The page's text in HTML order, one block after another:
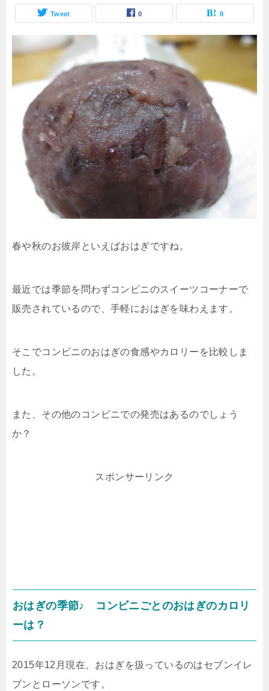
Tweet 0 0
春や秋のお彼岸といえばおはぎですね。
最近では季節を問わずコンビニのスイーツコーナーで
販売されているので、手軽におはぎを味わえます。
そこでコンビニのおはぎの食感やカロリーを比較しま
した。
また、その他のコンビニでの発売はあるのでしょう
か？
スポンサーリンク
おはぎの季節♪ コンビニごとのおはぎのカロリ
ーは？
2015年12月現在、おはぎを扱っているのはセブンイレ
ブンとローソンです。